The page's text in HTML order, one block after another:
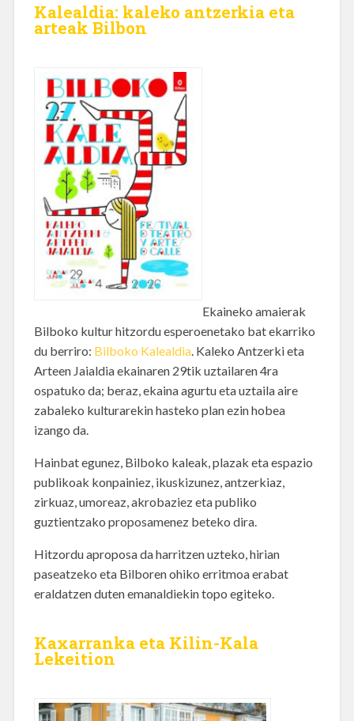
Kalealdia: kaleko antzerkia eta
arteak Bilbon
Ekaineko amaierak
Bilboko kultur hitzordu esperoenetako bat ekarriko
du berriro: Bilboko Kalealdia. Kaleko Antzerki eta
Arteen Jaialdia ekainaren 29tik uztailaren 4ra
ospatuko da; beraz, ekaina agurtu eta uztaila aire
zabaleko kulturarekin hasteko plan ezin hobea
izango da.
Hainbat egunez, Bilboko kaleak, plazak eta espazio
publikoak konpainiez, ikuskizunez, antzerkiaz,
zirkuaz, umoreaz, akrobaziez eta publiko
guztientzako proposamenez beteko dira.
Hitzordu aproposa da harritzen uzteko, hirian
paseatzeko eta Bilboren ohiko erritmoa erabat
eraldatzen duten emanaldiekin topo egiteko.
Kaxarranka eta Kilin-Kala
Lekeition